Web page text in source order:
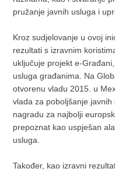
pružanje javnih usluga i
Kroz sudjelovanje u ovoj
rezultati s izravnim
uključuje projekt e-
usluga građanima. Na
otvorenu vladu 2015. u
vlada za poboljšanje
nagradu za najbolji
prepoznat kao uspješan
usluga.
Također, kao izravni